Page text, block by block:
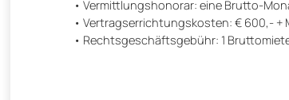
Vermittlungshonorar: eine Brutto-
Vertragserrichtungskosten: € 600,- +
Rechtsgeschäftsgebühr: 1